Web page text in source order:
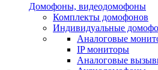
Домофоны, видеодомофоны
Комплекты домофонов
Индивидуальные
Аналоговые
IP мониторы
Аналоговые